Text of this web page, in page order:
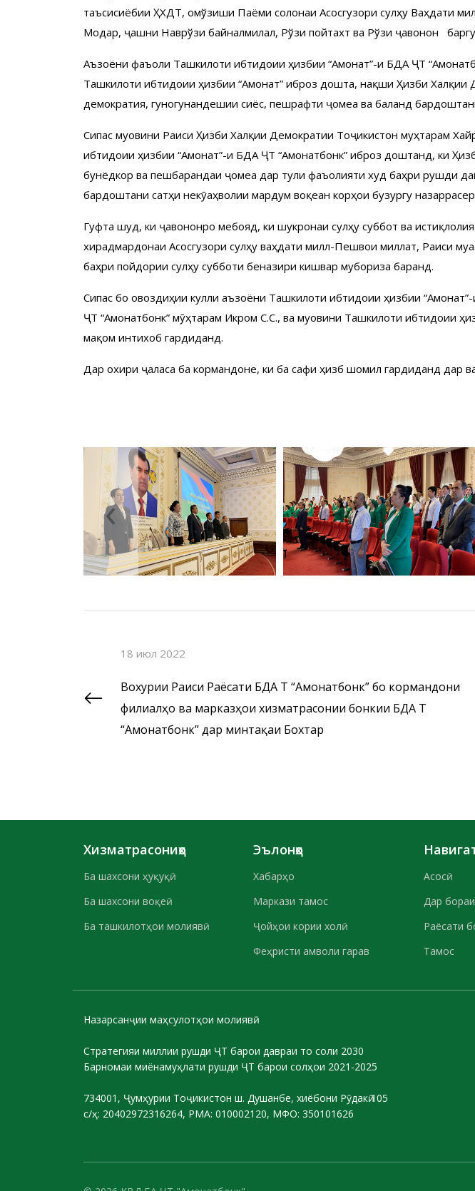
таъсисиёбии ҲХДТ, омўзиши Паёми солонаи Асосгузори сулҳу Ваҳдати
Модар, ҷашни Наврўзи байналмилалӣ, Рўзи пойтахт ва Рўзи ҷавонон
Аъзоёни фаъоли Ташкилоти ибтидоии ҳизбии “Амонат”-и БДА ҶТ
Ташкилоти ибтидоии ҳизбии “Амонат” иброз дошта, нақши Ҳизби
демократия, гуногунандешии сиёсӣ, пешрафти ҷомеа ва баланд
Сипас муовини Раиси Ҳизби Халқии Демократии Тоҷикистон муҳтарам
ибтидоии ҳизбии “Амонат”-и БДА ҶТ “Амонатбонк” иброз доштанд, ки
бунёдкор ва пешбарандаи ҷомеа дар тули фаъолияти худ баҳри рушди
бардоштани сатҳи некӯаҳволии мардум воқеан корҳои бузургу
Гуфта шуд, ки ҷавононро мебояд, ки шукронаи сулҳу суббот ва
хирадмардонаи Асосгузори сулҳу ваҳдати миллӣ-Пешвои миллат, Раиси
баҳри пойдории сулҳу субботи беназири кишвар мубориза баранд.
Сипас бо овоздиҳии кулли аъзоёни Ташкилоти ибтидоии ҳизбии
ҶТ “Амонатбонк” мӯҳтарам Икромӣ С.С., ва муовини Ташкилоти ибтидоии
мақом интихоб гардиданд.
Дар охири ҷаласа ба кормандоне, ки ба сафи ҳизб шомил гардиданд дар
‹
18 июл 2022
Вохурии Раиси Раёсати БДА ҶТ “Амонатбонк” бо кормандони
филиалҳо ва марказҳои хизматрасонии бонкии БДА ҶТ
“Амонатбонк” дар минтақаи Бохтар
Хизматрасониҳо
Ба шахсони ҳуқуқӣ
Ба шахсони воқеӣ
Ба ташкилотҳои молиявӣ
Эълонҳо
Хабарҳо
Маркази тамос
Ҷойҳои кории холӣ
Феҳристи амволи гарав
Асосӣ
Дар
Раёсати
Тамос
Назарсанҷии маҳсулотҳои молиявӣ
Стратегияи миллии рушди ҶТ барои давраи то соли 2030
Барномаи миёнамуҳлати рушди ҶТ барои солҳои 2021-2025
734001, Ҷумҳурии Тоҷикистон ш. Душанбе, хиёбони Рӯдакӣ 105
с/ҳ: 20402972316264, РМА: 010002120, МФО: 350101626